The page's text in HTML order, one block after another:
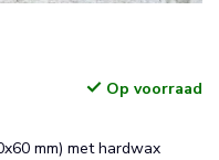
Op voorraad
mm) met hardwax